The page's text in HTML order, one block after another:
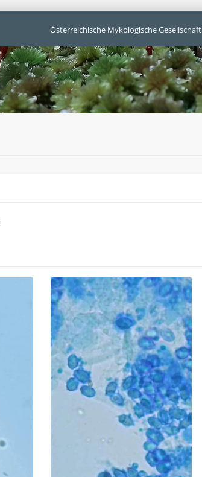
Österreichische Mykologische Gesellschaft